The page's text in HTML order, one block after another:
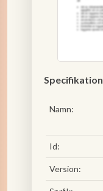
Specifikation
Namn:
Id:
Version: